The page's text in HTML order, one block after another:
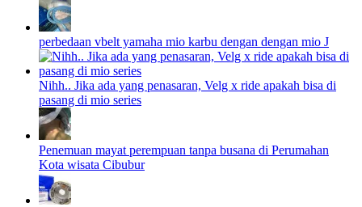
perbedaan vbelt yamaha mio karbu dengan dengan mio J
Nihh.. Jika ada yang penasaran, Velg x ride apakah bisa di
pasang di mio series
Penemuan mayat perempuan tanpa busana di Perumahan
Kota wisata Cibubur